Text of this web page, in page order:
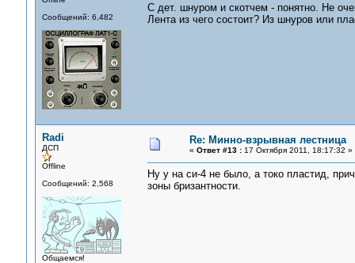
Сообщений: 6,482
С дет. шнуром и скотчем - понятно. Не
Лента из чего состоит? Из шнуров или
Radi
ДСП
Offline
Сообщений: 2,568
Общаемся!
Re: Минно-взрывная лестница
« Ответ #13 :17 Октября 2011, 18:17:32 »
Ну у на си-4 не было, а токо пластид,
зоны бризантности.